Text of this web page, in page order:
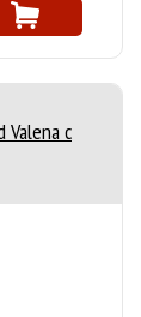
Valena с